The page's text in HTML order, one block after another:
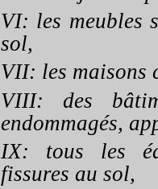
VI: les meubles
sol,
VII: les maisons
VIII: des
endommagés,
IX: tous les
fissures au sol,